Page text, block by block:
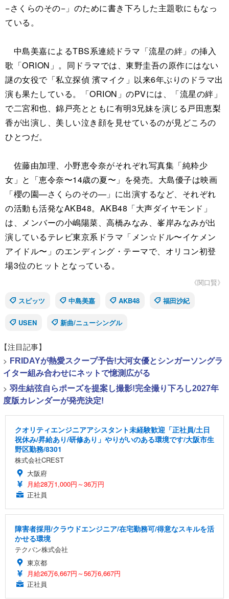
−さくらのその−」のために書き下ろした主題歌にもなっ
ている。
中島美嘉によるTBS系連続ドラマ「流星の絆」の挿入
歌「ORION」。同ドラマでは、東野圭吾の原作にはない
謎の女役で「私立探偵 濱マイク」以来6年ぶりのドラマ出
演も果たしている。「ORION」のPVには、「流星の絆」
で二宮和也、錦戸亮とともに有明3兄妹を演じる戸田恵梨
香が出演し、美しい泣き顔を見せているのが見どころの
ひとつだ。
佐藤由加理、小野恵令奈がそれぞれ写真集「純粋少
女」と「恵令奈〜14歳の夏〜」を発売。大島優子は映画
「櫻の園—さくらのその—」に出演するなど、それぞれ
の活動も活発なAKB48。AKB48「大声ダイヤモンド」
は、メンバーの小嶋陽菜、高橋みなみ、峯岸みなみが出
演しているテレビ東京系ドラマ「メン☆ドル〜イケメン
アイドル〜」のエンディング・テーマで、オリコン初登
場3位のヒットとなっている。
《関口賢》
スピッツ
中島美嘉 AKB48 福田沙紀
USEN 新曲/ニューシングル
【注目記事】
> FRIDAYが熱愛スクープ予告!大河女優とシンガーソングラ
イター組み合わせにネットで憶測広がる
> 羽生結弦自らポーズを提案し撮影!完全撮り下ろし2027年
度版カレンダーが発売決定!
クオリティエンジニアアシスタント未経験歓迎「正社員/土日
祝休み/昇給あり/研修あり」やりがいのある環境です/大阪市生
野区勤務/8301
株式会社CREST
大阪府
月給28万1,000円～36万円
正社員
障害者採用/クラウドエンジニア/在宅勤務可/得意なスキルを活
かせる環境
テクバン株式会社
東京都
月給26万6,667円～56万6,667円
正社員